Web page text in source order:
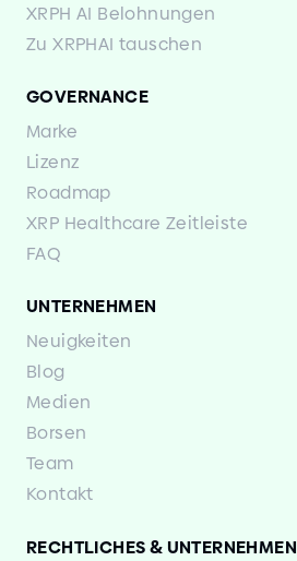
XRPH AI Belohnungen
Zu XRPHAI tauschen
GOVERNANCE
Marke
Lizenz
Roadmap
XRP Healthcare Zeitleiste
FAQ
UNTERNEHMEN
Neuigkeiten
Blog
Medien
Borsen
Team
Kontakt
RECHTLICHES& UNTERNEHMEN